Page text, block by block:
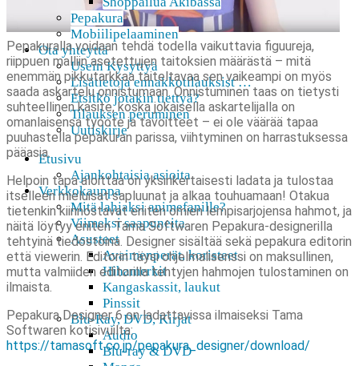
Pepakura
Mobiilipelaaminen
Ota yhteyttä
Usein Kysyttyä
Lisätietoja ennakkotilauksist …
Etsitkö jotakin tiettyä?
Tilauksen peruminen
Uutiskirje
Etusivu
Ajankohtaisia asioita
Verkkokauppa
Mitä lahjaksi animefanille?
Viimeksi saapuneita
Asusteet
Avaimenperät, koristeet
Hihamerkit
Kangaskassit, laukut
Pinssit
Blu-Ray, DVD, Kirjat
Audio
Blu-ray & DVD
Pepakuralla voidaan tehdä todella vaikuttavia figuureja,
riippuen malliin asetettujen taitoksien määrästä – mitä
enemmän pikkutarkkaa taiteltavaa sen vaikeampi on myös
saada askartelu onnistumaan. Onnistuminen taas on tietysti
suhteellinen käsite, koska jokaisella askartelijalla on
omanlaisensa työote ja tavoitteet – ei ole väärää tapaa
puuhastella pepakuran parissa, viihtyminen on harrastuksessa
pääasia.
Helpoin tapa aloittaa on yksinkertaisesti ladata ja tulostaa
itselleen mieluisat sapluunat ja alkaa touhuamaan! Otakua
tietenkin kiinnostavat eniten omien lempisarjojensa hahmot, ja
näitä löytyy eniten Tama Softwaren Pepakura-designerilla
tehtyinä tiedostoina. Designer sisältää sekä pepakura editorin
että viewerin. Editorin täysi ohjelmalisenssi on maksullinen,
mutta valmiiden editorilla tehtyjen hahmojen tulostaminen on
ilmaista.
Pepakura Designer 6 on ladattavissa ilmaiseksi Tama
Softwaren kotisivuilta:
https://tamasoft.co.jp/pepakura_designer/download/